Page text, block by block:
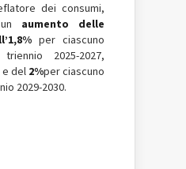
dei consumi,
aumento delle
per ciascuno
2025-2027,
e del 2%per ciascuno
2029-2030.